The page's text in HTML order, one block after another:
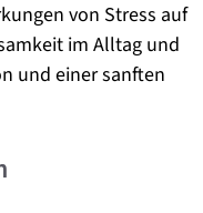
von Stress auf
im Alltag und
und einer sanften